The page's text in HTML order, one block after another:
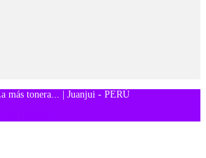
más tonera... | Juanjui - PERÚ